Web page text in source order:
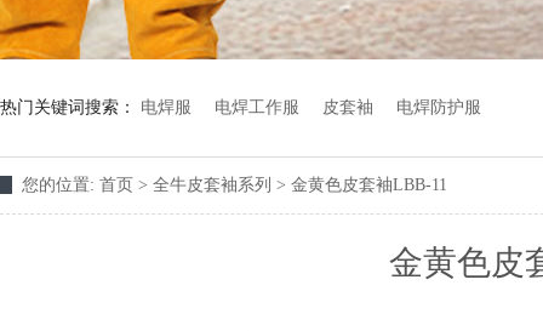
热门关键词搜索： 电焊服 电焊工作服 皮套袖 电焊防护服
您的位置: 首页 > 全牛皮套袖系列 > 金黄色皮套袖LBB-11
金黄色皮